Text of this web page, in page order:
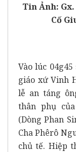
Tin Ảnh:
Cố
Vào lúc
giáo xứ Vinh
lễ an táng
thân phụ
(Dòng Phan
Cha Phêrô
chủ tế. Hiệp